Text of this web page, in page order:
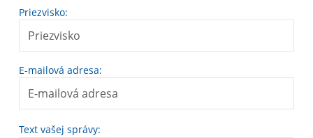
Priezvisko:
E-mailová adresa:
Text vašej správy: